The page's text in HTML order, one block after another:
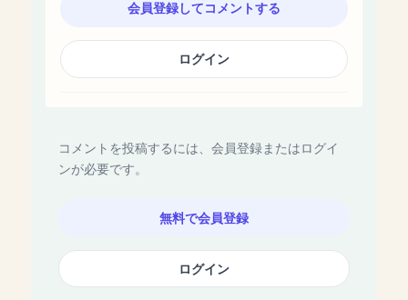
会員登録してコメントする
ログイン
コメントを投稿するには、会員登録またはログイ
ンが必要です。
無料で会員登録
ログイン